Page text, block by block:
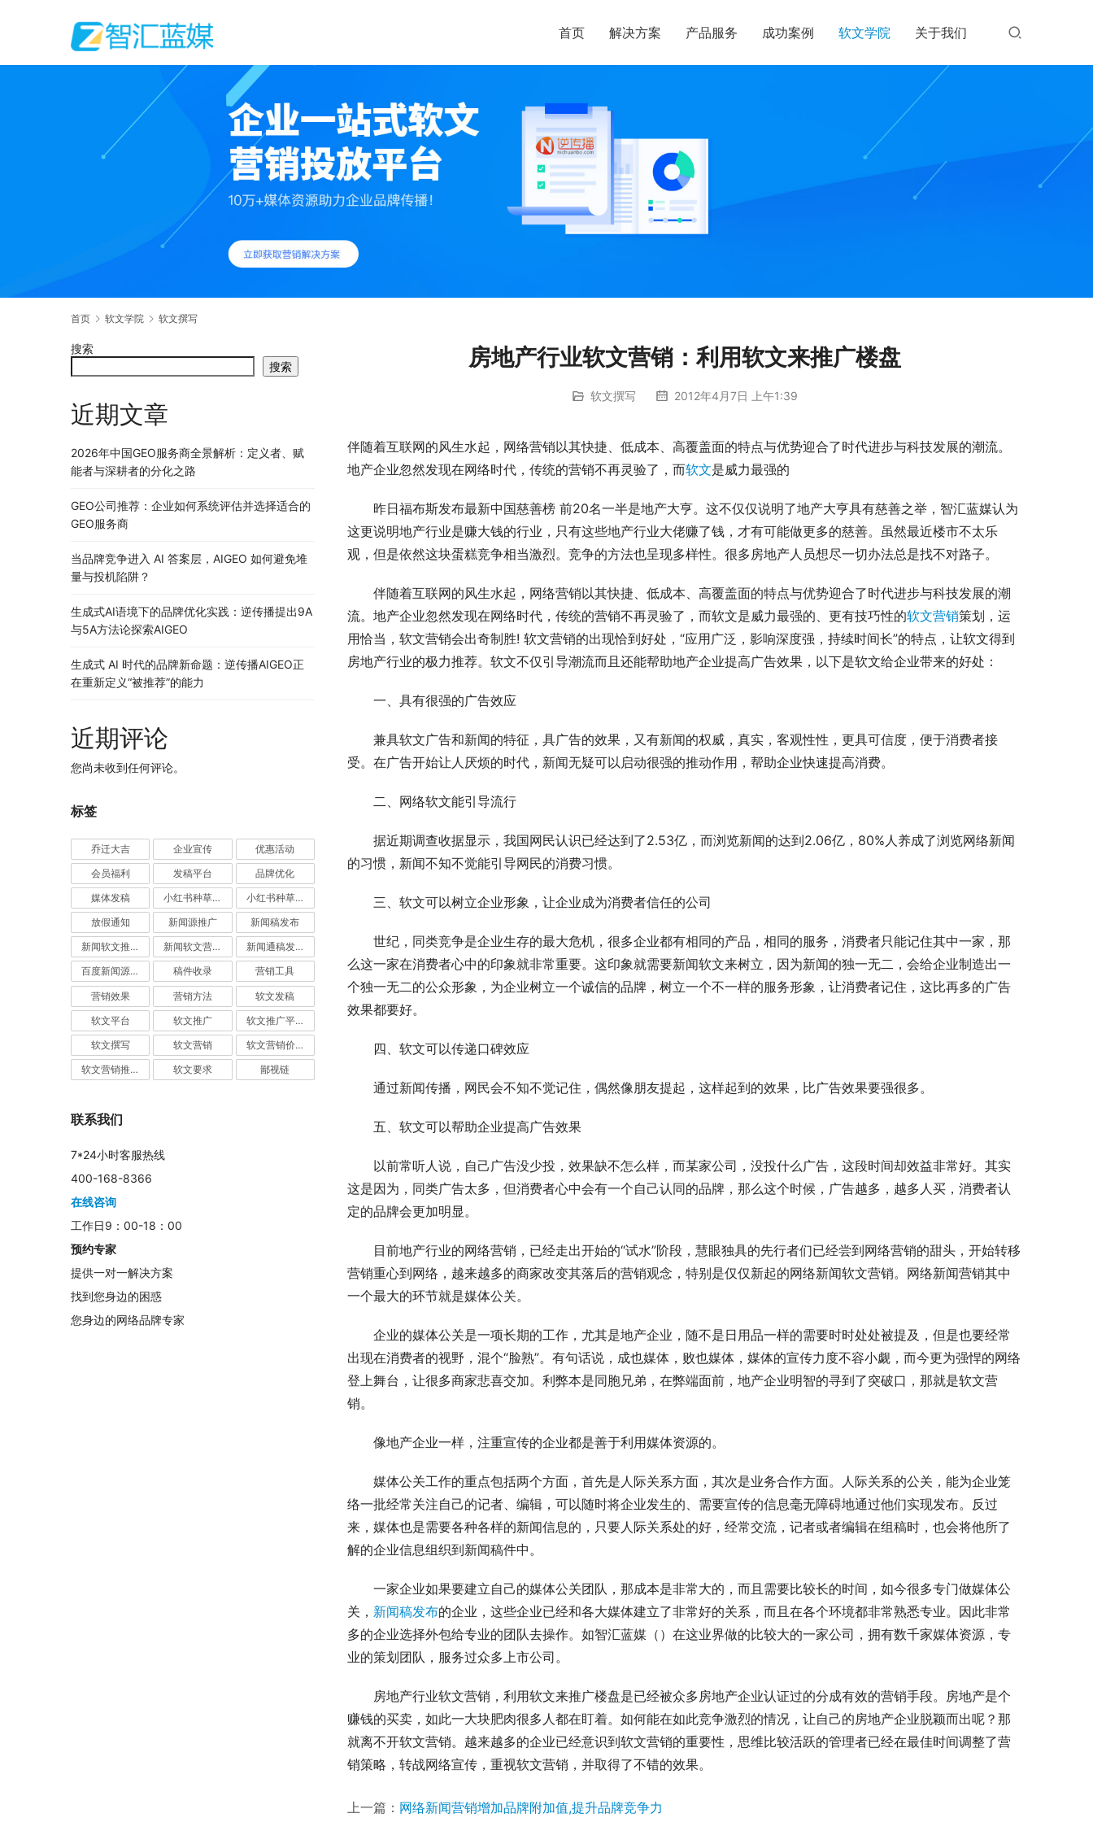
首页 解决方案 产品服务 成功案例 软文学院 关于我们
首页 软文学院 软文撰写
房地产行业软文营销：利用软文来推广楼盘
软文撰写 2012年4月7日 上午1:39
伴随着互联网的风生水起，网络营销以其快捷、低成本、高覆盖面的特点与优势迎合了时代进步与科技发展的潮流。
地产企业忽然发现在网络时代，传统的营销不再灵验了，而软文是威力最强的
昨日福布斯发布最新中国慈善榜 前20名一半是地产大亨。这不仅仅说明了地产大亨具有慈善之举，智汇蓝媒认为
这更说明地产行业是赚大钱的行业，只有这些地产行业大佬赚了钱，才有可能做更多的慈善。虽然最近楼市不太乐
观，但是依然这块蛋糕竞争相当激烈。竞争的方法也呈现多样性。很多房地产人员想尽一切办法总是找不对路子。
伴随着互联网的风生水起，网络营销以其快捷、低成本、高覆盖面的特点与优势迎合了时代进步与科技发展的潮
流。地产企业忽然发现在网络时代，传统的营销不再灵验了，而软文是威力最强的、更有技巧性的软文营销策划，运
用恰当，软文营销会出奇制胜! 软文营销的出现恰到好处，“应用广泛，影响深度强，持续时间长”的特点，让软文得到
房地产行业的极力推荐。软文不仅引导潮流而且还能帮助地产企业提高广告效果，以下是软文给企业带来的好处：
一、具有很强的广告效应
兼具软文广告和新闻的特征，具广告的效果，又有新闻的权威，真实，客观性性，更具可信度，便于消费者接
受。在广告开始让人厌烦的时代，新闻无疑可以启动很强的推动作用，帮助企业快速提高消费。
二、网络软文能引导流行
据近期调查收据显示，我国网民认识已经达到了2.53亿，而浏览新闻的达到2.06亿，80%人养成了浏览网络新闻
的习惯，新闻不知不觉能引导网民的消费习惯。
三、软文可以树立企业形象，让企业成为消费者信任的公司
世纪，同类竞争是企业生存的最大危机，很多企业都有相同的产品，相同的服务，消费者只能记住其中一家，那
么这一家在消费者心中的印象就非常重要。这印象就需要新闻软文来树立，因为新闻的独一无二，会给企业制造出一
个独一无二的公众形象，为企业树立一个诚信的品牌，树立一个不一样的服务形象，让消费者记住，这比再多的广告
效果都要好。
四、软文可以传递口碑效应
通过新闻传播，网民会不知不觉记住，偶然像朋友提起，这样起到的效果，比广告效果要强很多。
五、软文可以帮助企业提高广告效果
以前常听人说，自己广告没少投，效果缺不怎么样，而某家公司，没投什么广告，这段时间却效益非常好。其实
这是因为，同类广告太多，但消费者心中会有一个自己认同的品牌，那么这个时候，广告越多，越多人买，消费者认
定的品牌会更加明显。
目前地产行业的网络营销，已经走出开始的“试水”阶段，慧眼独具的先行者们已经尝到网络营销的甜头，开始转移
营销重心到网络，越来越多的商家改变其落后的营销观念，特别是仅仅新起的网络新闻软文营销。网络新闻营销其中
一个最大的环节就是媒体公关。
企业的媒体公关是一项长期的工作，尤其是地产企业，随不是日用品一样的需要时时处处被提及，但是也要经常
出现在消费者的视野，混个“脸熟”。有句话说，成也媒体，败也媒体，媒体的宣传力度不容小觑，而今更为强悍的网络
登上舞台，让很多商家悲喜交加。利弊本是同胞兄弟，在弊端面前，地产企业明智的寻到了突破口，那就是软文营
销。
像地产企业一样，注重宣传的企业都是善于利用媒体资源的。
媒体公关工作的重点包括两个方面，首先是人际关系方面，其次是业务合作方面。人际关系的公关，能为企业笼
络一批经常关注自己的记者、编辑，可以随时将企业发生的、需要宣传的信息毫无障碍地通过他们实现发布。反过
来，媒体也是需要各种各样的新闻信息的，只要人际关系处的好，经常交流，记者或者编辑在组稿时，也会将他所了
解的企业信息组织到新闻稿件中。
一家企业如果要建立自己的媒体公关团队，那成本是非常大的，而且需要比较长的时间，如今很多专门做媒体公
关， 新闻稿发布的企业，这些企业已经和各大媒体建立了非常好的关系，而且在各个环境都非常熟悉专业。因此非常
多的企业选择外包给专业的团队去操作。如智汇蓝媒（）在这业界做的比较大的一家公司，拥有数千家媒体资源，专
业的策划团队，服务过众多上市公司。
房地产行业软文营销，利用软文来推广楼盘是已经被众多房地产企业认证过的分成有效的营销手段。房地产是个
赚钱的买卖，如此一大块肥肉很多人都在盯着。如何能在如此竞争激烈的情况，让自己的房地产企业脱颖而出呢？那
就离不开软文营销。越来越多的企业已经意识到软文营销的重要性，思维比较活跃的管理者已经在最佳时间调整了营
销策略，转战网络宣传，重视软文营销，并取得了不错的效果。
上一篇： 网络新闻营销增加品牌附加值,提升品牌竞争力
搜索
搜索
近期文章
2026年中国GEO服务商全景解析：定义者、赋
能者与深耕者的分化之路
GEO公司推荐：企业如何系统评估并选择适合的
GEO服务商
当品牌竞争进入 AI 答案层，AIGEO 如何避免堆
量与投机陷阱？
生成式AI语境下的品牌优化实践：逆传播提出9A
与5A方法论探索AIGEO
生成式 AI 时代的品牌新命题：逆传播AIGEO正
在重新定义“被推荐”的能力
近期评论
您尚未收到任何评论。
标签
乔迁大吉 企业宣传 优惠活动
会员福利 发稿平台 品牌优化
媒体发稿 小红书种草推广 小红书种草营销
放假通知 新闻源推广 新闻稿发布
新闻软文推广发稿 新闻软文营销推广 新闻通稿发布推广
百度新闻源发布 稿件收录 营销工具
营销效果 营销方法 软文发稿
软文平台 软文推广 软文推广平台
软文撰写 软文营销 软文营销价值
软文营销推广 软文要求 鄙视链
联系我们
7*24小时客服热线
400-168-8366
在线咨询
工作日9：00-18：00
预约专家
提供一对一解决方案
找到您身边的困惑
您身边的网络品牌专家